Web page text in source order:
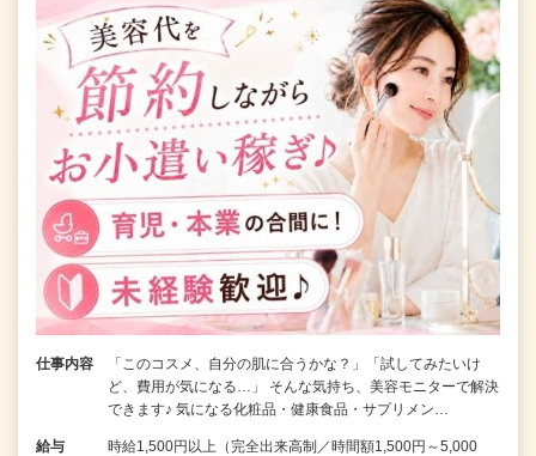
仕事内容
「このコスメ、自分の肌に合うかな？」「試してみたいけ
ど、費用が気になる…」 そんな気持ち、美容モニターで解決
できます♪ 気になる化粧品・健康食品・サプリメン…
給与
時給1,500円以上（完全出来高制／時間額1,500円～5,000